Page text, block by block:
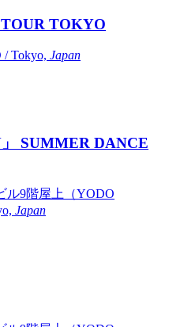
TOKYO
Tokyo, Japan
」 SUMMER DANCE
ル9階屋上（YODO
Japan